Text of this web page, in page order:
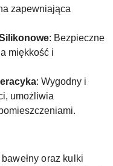
zapewniająca
: Bezpieczne
miękkość i
: Wygodny i
umożliwia
oraz kulki